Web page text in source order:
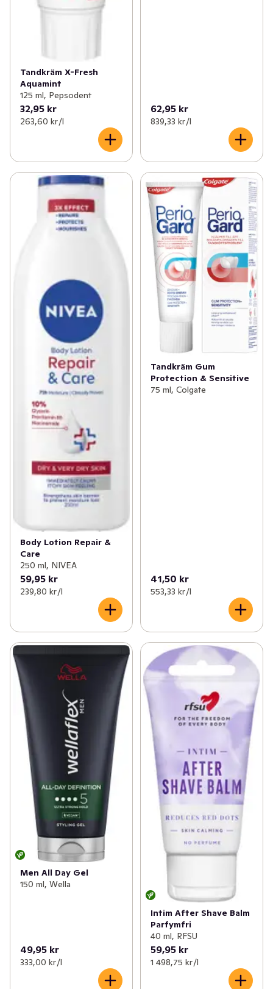
Tandkräm X-Fresh
Aquamint
125 ml, Pepsodent
32,95 kr
263,60 kr /l
62,95 kr
839,33 kr /l
Body Lotion Repair &
Care
250 ml, NIVEA
59,95 kr
239,80 kr /l
Tandkräm Gum
Protection & Sensitive
75 ml, Colgate
41,50 kr
553,33 kr /l
Men All Day Gel
150 ml, Wella
49,95 kr
333,00 kr /l
Intim After Shave Balm
Parfymfri
40 ml, RFSU
59,95 kr
1 498,75 kr /l